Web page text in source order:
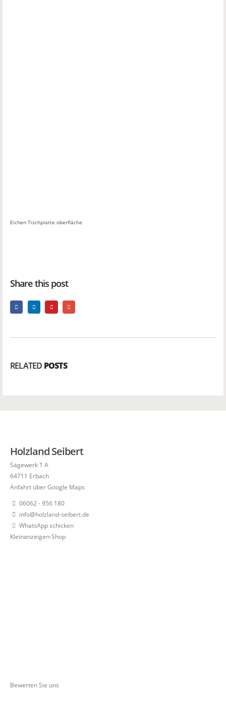
Eichen Tischplatte oberfläche
Share this post
RELATED POSTS
Holzland Seibert
Sägewerk 1 A
64711 Erbach
Anfahrt über Google Maps
06062 - 956 180
info@holzland-seibert.de
WhatsApp schicken
Kleinanzeigen-Shop
Bewerten Sie uns